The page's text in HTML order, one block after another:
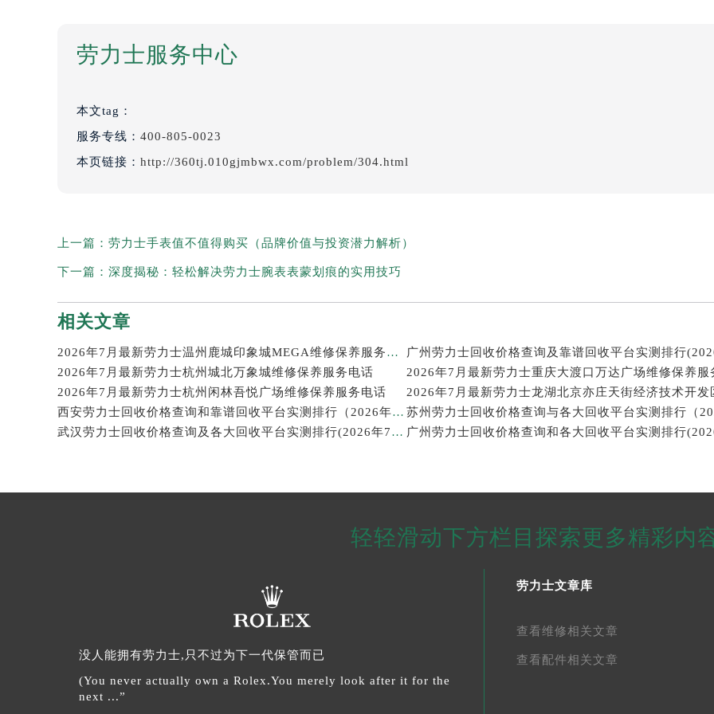
劳力士服务中心
本文tag：
服务专线： 400-805-0023
本页链接： http://360tj.010gjmbwx.com/problem/304.html
上一篇： 劳力士手表值不值得购买（品牌价值与投资潜力解析）
下一篇： 深度揭秘：轻松解决劳力士腕表表蒙划痕的实用技巧
相关文章
2026年7月最新劳力士温州鹿城印象城MEGA维修保养服务电话
2026年7月最新劳力士杭州城北万象城维修保养服务电话
2026年7月最新劳力士重庆大渡口万达广场维修保养服
2026年7月最新劳力士杭州闲林吾悦广场维修保养服务电话
西安劳力士回收价格查询和靠谱回收平台实测排行（2026年7月最新）
武汉劳力士回收价格查询及各大回收平台实测排行(2026年7月最新数据)
轻轻滑动下方栏目探索更多精彩内
没人能拥有劳力士,只不过为下一代保管而已
(You never actually own a Rolex.You merely look after it for the
next ...”
劳力士文章库
查看维修相关文章
查看配件相关文章